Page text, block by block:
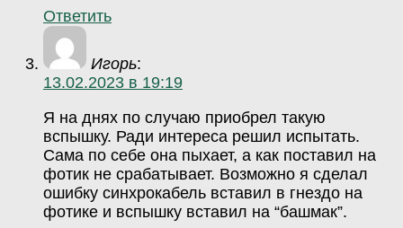
Ответить
Игорь:
13.02.2023 в 19:19
Я на днях по случаю приобрел такую
вспышку. Ради интереса решил испытать.
Сама по себе она пыхает, а как поставил на
фотик не срабатывает. Возможно я сделал
ошибку синхрокабель вставил в гнездо на
фотике и вспышку вставил на “башмак”.